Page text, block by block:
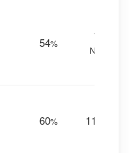
54%
11
NNE
60% 11